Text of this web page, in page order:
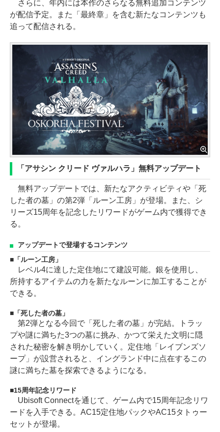
さらに、年内には本作のさらなる無料追加コンテンツ
が配信予定。また「最終章」を含む新たなコンテンツも
追って配信される。
「アサシン クリード ヴァルハラ」無料アップデート
無料アップデートでは、新たなアクティビティや「死
した者の墓」の第2弾「ルーン工房」が登場。また、シ
リーズ15周年を記念したリワードがゲーム内で獲得でき
る。
アップデートで登場するコンテンツ
「ルーン工房」
レベル4に達した定住地にて建設可能。銀を使用し、
所持するアイテムの力を新たなルーンに加工することが
できる。
「死した者の墓」
第2弾となる今回で「死した者の墓」が完結。トラッ
プや謎に満ちた3つの墓に挑み、かつて栄えた文明に隠
された秘密を解き明かしていく。定住地「レイブンズソ
ープ」が設営されると、イングランド中に点在するこの
謎に満ちた墓を探索できるようになる。
15周年記念リワード
Ubisoft Connectを通じて、ゲーム内で15周年記念リワ
ードを入手できる。AC15定住地パックやAC15タトゥー
セットが登場。